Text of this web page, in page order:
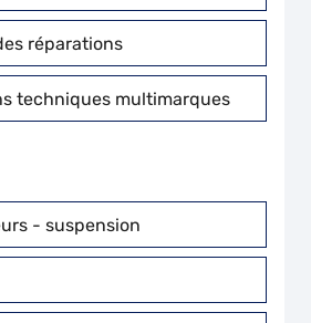
réparations
techniques multimarques
- suspension